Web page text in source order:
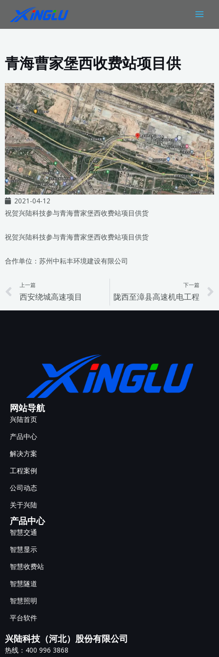
内
青海曹家堡西收费站项目供
2021-04-12
祝贺兴陆科技参与青海曹家堡西收费站项目供货
祝贺兴陆科技参与青海曹家堡西收费站项目供货
合作单位：苏州中耘丰环境建设有限公司
Prev
上一篇
西安绕城高速项目
下一篇
陇西至漳县高速机电工程
网站导航
兴陆首页
产品中心
解决方案
工程案例
公司动态
关于兴陆
产品中心
智慧交通
智慧显示
智慧收费站
智慧隧道
智慧照明
平台软件
兴陆科技（河北）股份有限公司
热线：400 996 3868